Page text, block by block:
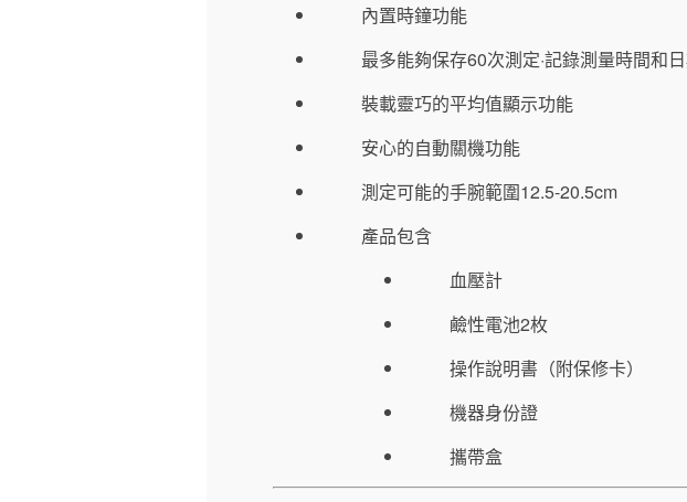
內置時鐘功能
最多能夠保存60次測定·記錄測量時間和
裝載靈巧的平均值顯示功能
安心的自動關機功能
測定可能的手腕範圍12.5-20.5cm
產品包含
血壓計
鹼性電池2枚
操作說明書（附保修卡）
機器身份證
攜帶盒